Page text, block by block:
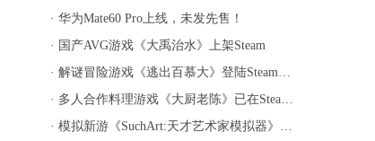
华为Mate60 Pro上线，未发先售！
国产AVG游戏《大禹治水》上架Steam
解谜冒险游戏《逃出百慕大》登陆Steam，预计1月14日发售
多人合作料理游戏《大厨老陈》已在Steam上线
模拟新游《SuchArt:天才艺术家模拟器》上架Steam